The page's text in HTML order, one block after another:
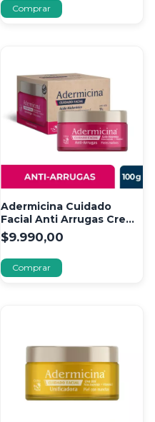
Adermicina Cuidado
Facial Anti Arrugas Crema
100 gr
$9.990,00